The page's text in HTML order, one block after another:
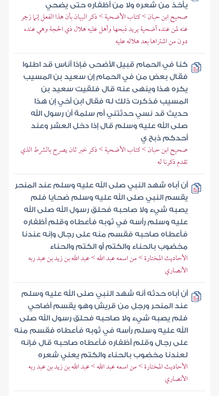
يأخذ من شعره ولا من أظفاره حتى يضحي
صحيح ابن حبان > كتاب الأضحية > ذكر البيان بأن هذا الفعل إنما زجر
عنه لمن عنده أضحية يريد ذبحها وأهل عليه هلال ذي الحجة وهي عنده
دون من اشتراها بعد هلاله عليه
كنا في الحمام قبيل الأضحى فإذا أناس قد اطلوا
فقال بعض من في الحمام إن سعيد بن المسيب
يكره هذا وينهى عنه قال فلقيت سعيد بن
المسيب فذكرت ذلك له فقال ابن أخي إن هذا
حديث قد نسي حدثتني أم سلمة أن رسول الله
صلى الله عليه وسلم قال إذا دخل العشر وعند
أحدكم ذبح ي
صحيح ابن حبان > كتاب الأضحية > ذكر خبر ثان يصرح بالشرط الذي
تقدم ذكرنا له
أن أباه شهد النبي صلى الله عليه وسلم عند المنحر
يقسم النبي صلى الله عليه وسلم ضحايا فلم
يصبه شيء ولا صاحبه فحلق رسول الله صلى الله
عليه وسلم رأسه في ثوبه فأعطاه وقلم أظفاره
فأعطاه صاحبه فقسم منه على رجال وإنه عندنا
مخضوب بالحناء والكتم أو الكتم والحناء
الأحاديث المختارة > من اسمه عبد الله > عبد الله بن زيد بن عبد ربه
الأنصاري
أن أباه حدثه أنه شهد النبي صلى الله عليه وسلم
عند المنحر ورجل من قريش وهو يقسم أضاحي
فلم يصبه شيء ولا صاحبه فحلق رسول الله صلى
الله عليه وسلم رأسه في ثوبه فأعطاه فقسم منه
على رجال وقلم أظفاره فأعطاه صاحبه قال فإنه
لعندنا مخضوب بالحناء والكتم يعني شعره
الأحاديث المختارة > من اسمه عبد الله > عبد الله بن زيد بن عبد ربه
الأنصاري